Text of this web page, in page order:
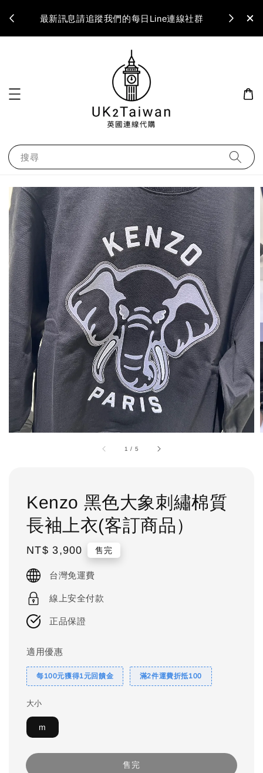
最新訊息請追蹤我們的每日Line連線社群
搜尋
1 / 5
Kenzo 黑色大象刺繡棉質
長袖上衣(客訂商品）
Regular
price
NT$ 3,900 售完
台灣免運費
線上安全付款
正品保證
適用優惠
每100元獲得1元回饋金 滿2件運費折抵100
大小
m
售完